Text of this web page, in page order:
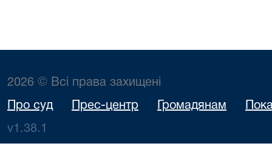
2026 © Всі права захищені
Про суд Прес-центр Громадянам
v1.38.1